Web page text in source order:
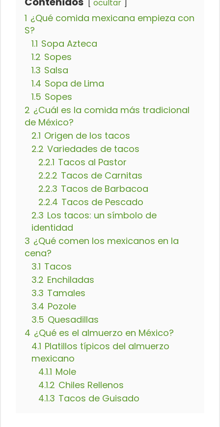
ocultar
1 ¿Qué comida mexicana empieza con
S?
1.1 Sopa Azteca
1.2 Sopes
1.3 Salsa
1.4 Sopa de Lima
1.5 Sopes
2 ¿Cuál es la comida más tradicional
de México?
2.1 Origen de los tacos
2.2 Variedades de tacos
2.2.1 Tacos al Pastor
2.2.2 Tacos de Carnitas
2.2.3 Tacos de Barbacoa
2.2.4 Tacos de Pescado
2.3 Los tacos: un símbolo de
identidad
3 ¿Qué comen los mexicanos en la
cena?
3.1 Tacos
3.2 Enchiladas
3.3 Tamales
3.4 Pozole
3.5 Quesadillas
4 ¿Qué es el almuerzo en México?
4.1 Platillos típicos del almuerzo
mexicano
4.1.1 Mole
4.1.2 Chiles Rellenos
4.1.3 Tacos de Guisado